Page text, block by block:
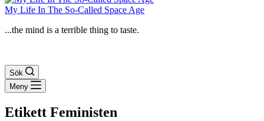
My Life In The So-Called Space Age
...the mind is a terrible thing to taste.
Sök
Meny
Etikett Feministen